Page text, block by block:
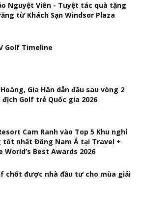
Nguyệt Viên - Tuyệt tác quà tặng
từ Khách Sạn Windsor Plaza
Golf Timeline
Gia Hân dẫn đầu sau vòng 2
địch Golf trẻ Quốc gia 2026
Cam Ranh vào Top 5 Khu nghỉ
tốt nhất Đông Nam Á tại Travel +
World’s Best Awards 2026
chốt được nhà đầu tư cho mùa giải